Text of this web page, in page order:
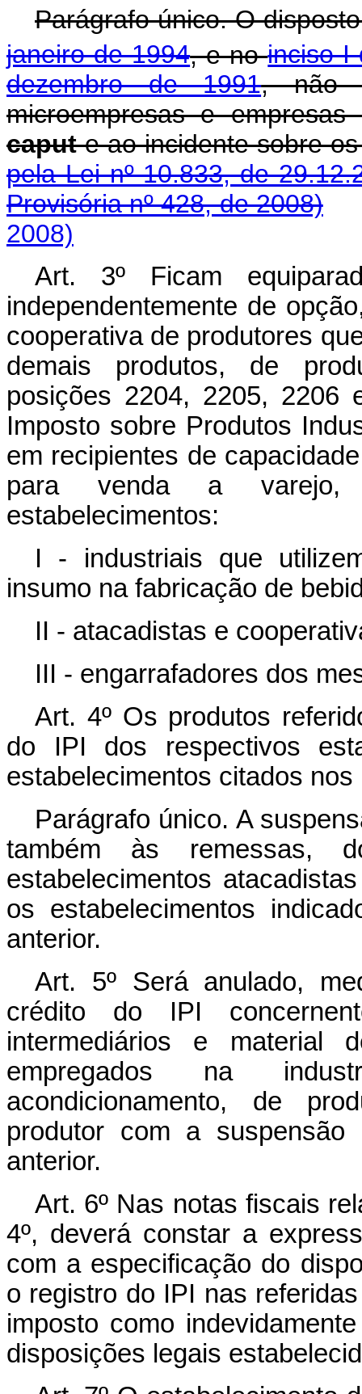
Parágrafo único. O
janeiro de 1994, e noinciso I
dezembro de 1991, não
microempresas e
capute ao incidente
pela Lei nº 10.833, de
Provisória nº 428, de 2008)
2008)
Art. 3º Ficam
independentemente de
cooperativa de produtores
demais produtos, de
posições 2204, 2205, 2206
Imposto sobre Produtos
em recipientes de
para venda a varejo,
estabelecimentos:
I - industriais que
insumo na fabricação de
II - atacadistas e
III - engarrafadores dos
Art. 4º Os produtos
do IPI dos respectivos
estabelecimentos citados
Parágrafo único. A
também às remessas,
estabelecimentos
os estabelecimentos
anterior.
Art. 5º Será anulado,
crédito do IPI
intermediários e material
empregados na
acondicionamento, de
produtor com a
anterior.
Art. 6º Nas notas fiscais
4º, deverá constar a
com a especificação do
o registro do IPI nas
imposto como
disposições legais